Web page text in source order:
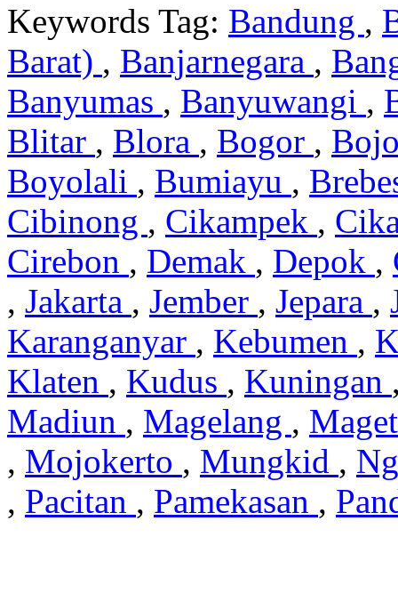
Keywords Tag: Bandung ,
Barat) , Banjarnegara ,
Banyumas , Banyuwangi ,
Blitar , Blora , Bogor ,
Boyolali , Bumiayu ,
Cibinong , Cikampek ,
Cirebon , Demak , Depok ,
, Jakarta , Jember , Jepara ,
Karanganyar , Kebumen ,
Klaten , Kudus , Kuningan
Madiun , Magelang ,
, Mojokerto , Mungkid ,
, Pacitan , Pamekasan ,